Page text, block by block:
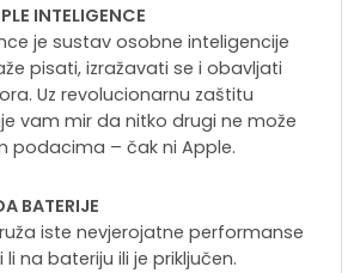
INTELIGENCE
je sustav osobne inteligencije
pisati, izražavati se i obavljati
Uz revolucionarnu zaštitu
vam mir da nitko drugi ne može
podacima – čak ni Apple.
BATERIJE
iste nevjerojatne performanse
na bateriju ili je priključen.